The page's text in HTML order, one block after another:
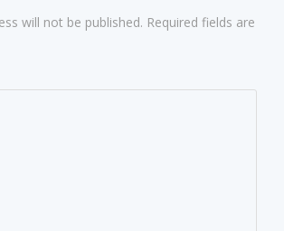
will not be published. Required fields are